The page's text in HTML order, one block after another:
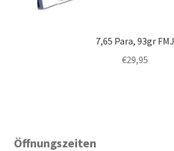
7,65 Para, 93gr FMJ
€29,95
Öffnungszeiten